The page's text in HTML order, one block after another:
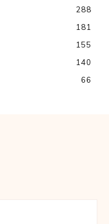
288
181
155
140
66